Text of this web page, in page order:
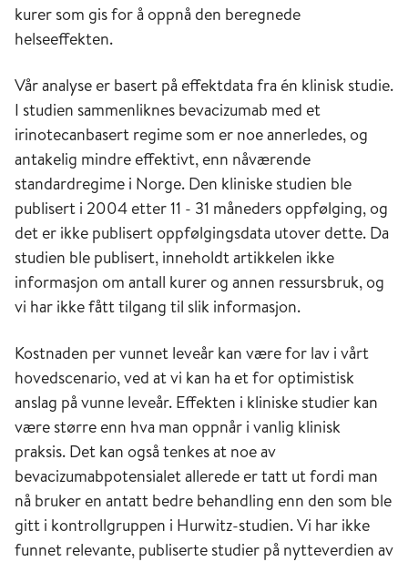
kurer som gis for å oppnå den beregnede
helseeffekten.
Vår analyse er basert på effektdata fra én klinisk studie.
I studien sammenliknes bevacizumab med et
irinotecanbasert regime som er noe annerledes, og
antakelig mindre effektivt, enn nåværende
standardregime i Norge. Den kliniske studien ble
publisert i 2004 etter 11 - 31 måneders oppfølging, og
det er ikke publisert oppfølgingsdata utover dette. Da
studien ble publisert, inneholdt artikkelen ikke
informasjon om antall kurer og annen ressursbruk, og
vi har ikke fått tilgang til slik informasjon.
Kostnaden per vunnet leveår kan være for lav i vårt
hovedscenario, ved at vi kan ha et for optimistisk
anslag på vunne leveår. Effekten i kliniske studier kan
være større enn hva man oppnår i vanlig klinisk
praksis. Det kan også tenkes at noe av
bevacizumabpotensialet allerede er tatt ut fordi man
nå bruker en antatt bedre behandling enn den som ble
gitt i kontrollgruppen i Hurwitz-studien. Vi har ikke
funnet relevante, publiserte studier på nytteverdien av